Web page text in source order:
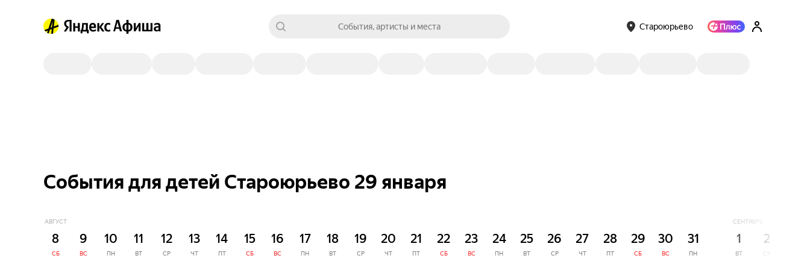
События, артисты и места Староюрьево
События для детей Староюрьево 29 января
АВГУСТ
8
СБ
9
ВС
10
ПН
11
ВТ
12
СР
13
ЧТ
14
ПТ
15
СБ
16
ВС
17
ПН
18
ВТ
19
СР
20
ЧТ
21
ПТ
22
СБ
23
ВС
24
ПН
25
ВТ
26
СР
27
ЧТ
28
ПТ
29
СБ
30
ВС
31
ПН
СЕНТЯБРЬ
1
ВТ
2